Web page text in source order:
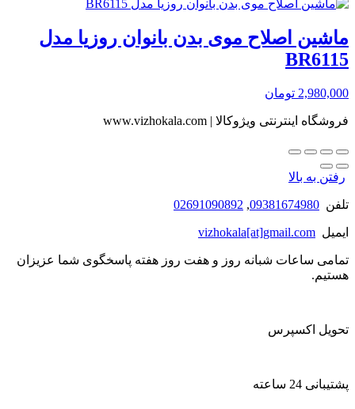
ماشین اصلاح موی بدن بانوان روزیا مدل
BR6115
2,980,000 تومان
فروشگاه اینترنتی ویژوکالا | www.vizhokala.com
رفتن به بالا
تلفن 09381674980
,
02691090892
ایمیل vizhokala[at]gmail.com
تمامی ساعات شبانه روز و هفت روز هفته پاسخگوی شما عزیزان
هستیم.
تحویل اکسپرس
پشتیبانی 24 ساعته